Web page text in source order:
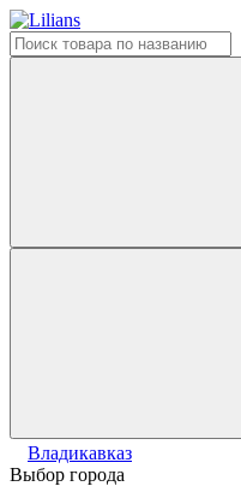
Владикавказ
Выбор города